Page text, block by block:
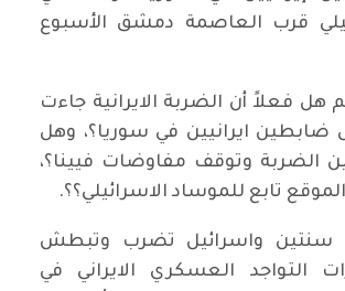
قرب العاصمة دمشق الأسبوع
هل فعلاً أن الضربة الايرانية جاءت
ضابطين ايرانيين في سوريا؟، وهل
الضربة وتوقف مفاوضات فيينا؟،
تابع للموساد الاسرائيلي؟؟.
سنتين واسرائيل تضرب وتبطش
التواجد العسكري الايراني في